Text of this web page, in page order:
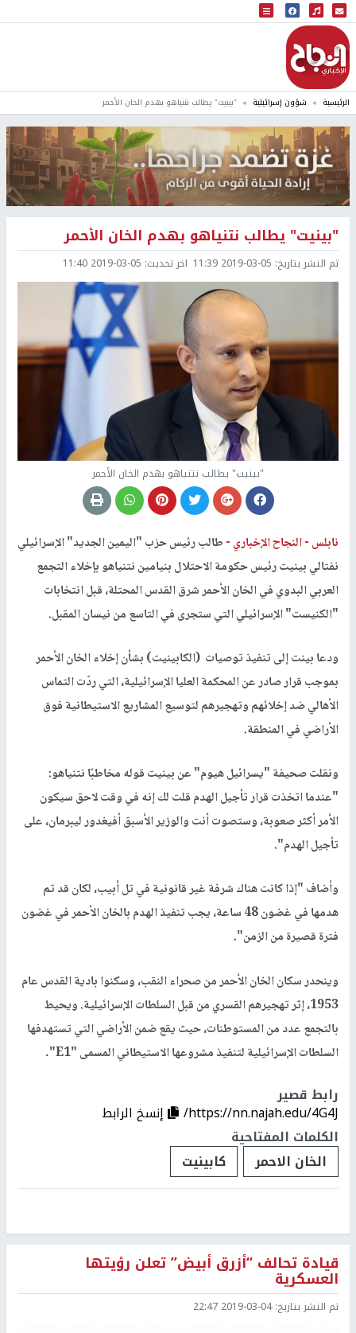
البث المباشر
إذاعة النجاح
الرئيسية شؤون إسرائيلية "بينيت" يطالب نتنياهو بهدم الخان الأحمر
"بينيت" يطالب نتنياهو بهدم الخان الأحمر
تم النشر بتاريخ: 2019-03-05 11:39 اخر تحديث: 2019-03-05 11:40
"بينيت" يطالب نتنياهو بهدم الخان الأحمر
نابلس -النجاح الإخباري -طالب رئيس حزب "اليمين الجديد" الإسرائيلي
نفتالي بينيت رئيس حكومة الاحتلال بنيامين نتنياهو بإخلاء التجمع
العربي البدوي في الخان الأحمر شرق القدس المحتلة، قبل انتخابات
"الكنيست" الإسرائيلي التي ستجرى في التاسع من نيسان المقبل.
ودعا بينت إلى تنفيذ توصيات (الكابينيت) بشأن إخلاء الخان الأحمر
بموجب قرار صادر عن المحكمة العليا الإسرائيلية، التي ردّت التماس
الأهالي ضد إخلائهم وتهجيرهم لتوسيع المشاريع الاستيطانية فوق
الأراضي في المنطقة.
ونقلت صحيفة "يسرائيل هيوم" عن بينيت قوله مخاطبًا نتنياهو:
"عندما اتخذت قرار تأجيل الهدم قلت لك إنه في وقت لاحق سيكون
الأمر أكثر صعوبة، وستصوت أنت والوزير الأسبق أفيغدور ليبرمان، على
تأجيل الهدم".
وأضاف "إذا كانت هناك شرفة غير قانونية في تل أبيب، لكان قد تم
هدمها في غضون 48 ساعة، يجب تنفيذ الهدم بالخان الأحمر في غضون
فترة قصيرة من الزمن".
وينحدر سكان الخان الأحمر من صحراء النقب، وسكنوا بادية القدس عام
1953، إثر تهجيرهم القسري من قبل السلطات الإسرائيلية. ويحيط
بالتجمع عدد من المستوطنات، حيث يقع ضمن الأراضي التي تستهدفها
السلطات الإسرائيلية لتنفيذ مشروعها الاستيطاني المسمى "E1".
رابط قصير
https://nn.najah.edu/4G4J/
إنسخ الرابط
الكلمات المفتاحية
الخان الاحمر
كابينيت
قيادة تحالف “أزرق أبيض” تعلن رؤيتها
العسكرية
تم النشر بتاريخ:2019-03-04 22:47